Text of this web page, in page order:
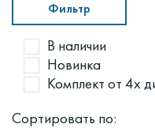
В наличии
Новинка
Комплект от 4х
Сортировать по:
Фильтр